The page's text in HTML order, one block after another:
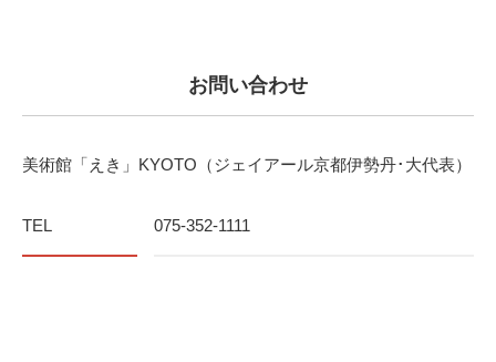
お問い合わせ
美術館「えき」KYOTO（ジェイアール京都伊勢丹･大代表）
TEL 075-352-1111